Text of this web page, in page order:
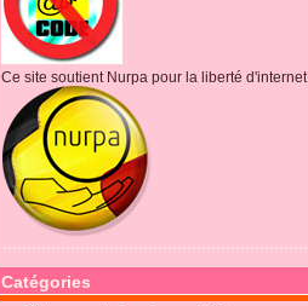
Ce site soutient Nurpa pour la liberté d'internet
Catégories